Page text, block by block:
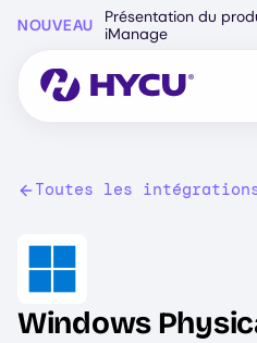
content
NOUVEAU
Présentation du
iManage
Toutes les
Image
Windows